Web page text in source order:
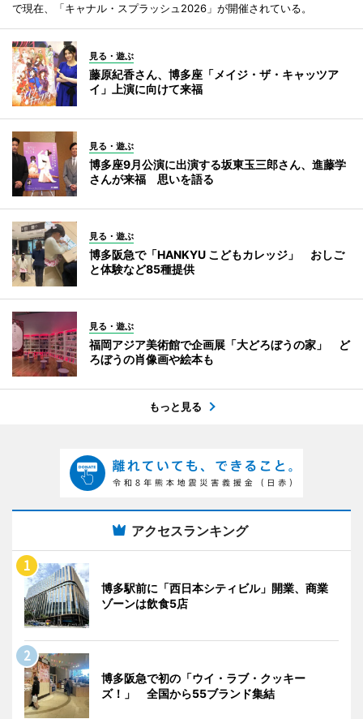
で現在、「キャナル・スプラッシュ2026」が開催されている。
見る・遊ぶ
藤原紀香さん、博多座「メイジ・ザ・キャッツア
イ」上演に向けて来福
見る・遊ぶ
博多座9月公演に出演する坂東玉三郎さん、進藤学
さんが来福 思いを語る
見る・遊ぶ
博多阪急で「HANKYU こどもカレッジ」 おしご
と体験など85種提供
見る・遊ぶ
福岡アジア美術館で企画展「大どろぼうの家」 ど
ろぼうの肖像画や絵本も
もっと見る
アクセスランキング
博多駅前に「西日本シティビル」開業、商業
ゾーンは飲食5店
博多阪急で初の「ウイ・ラブ・クッキー
ズ！」 全国から55ブランド集結